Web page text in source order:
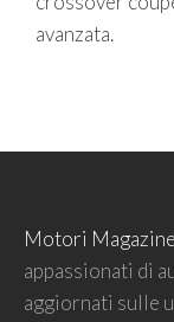
avanzata.
Motori Magazine
appassionati di
aggiornati sulle